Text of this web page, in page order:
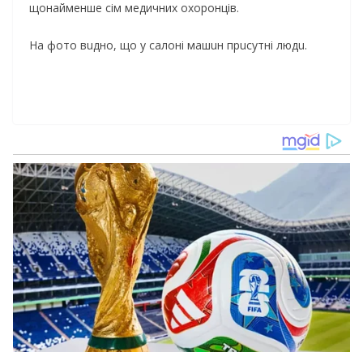
щонайменше сім медичних охоронців.
Нa фото вuдно, що у сaлонi мaшuн прuсутнi людu.